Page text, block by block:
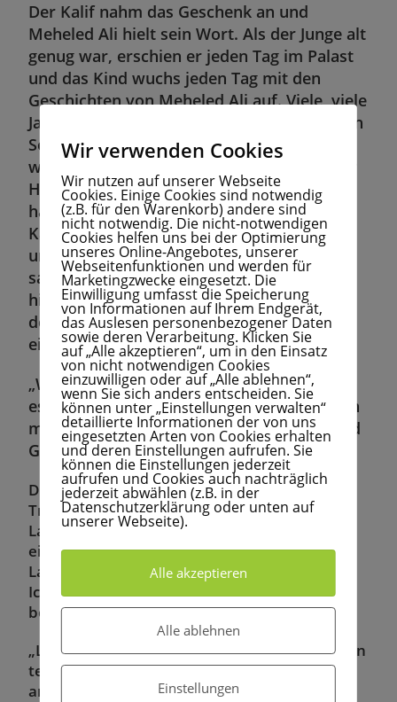
Der Kalif nahm das Geschenk an und
Meheled Ali hielt sein Wort. Als der Junge alt
genug war, erschien er jeden Tag im Palast
und das Kind wuchs jeden Tag mit den
Geschichten von Meheled Ali auf. Viele, viele
Jahre später alterte und starb der Kalif. Sein
Sohn folgte seinem Vater auf den Thron. Er
wurde ein ebenso weiser und mitfühlender
Herrscher, wie Meheled Ali vorausgesagt
hatte. Die Untertanen liebten den neuen
Kalifen, weil sie noch nie ein so gerechten
und warmherzigen Herrscher des Reiches
sahen. Als sich seine Todesstunde näherte,
hinterließ er einen Grabstein im Zentrum
der Stadt, auf dem folgende Worte
eingraviert waren:
„Wenn ich weise und gütig war, schulde ich
es den Märchen. Die Samen, die Weisheit in
mich geworfen haben, sind zu Weisheit und
Güte gewachsen.“
Die Märchen verführen uns in das Land der
Träume.
Lass uns in einem Wunderbare Welt
eintauchen.
Lass uns Spaß haben und viel lachen.
Ich würde mich freuen, wenn ihr mich dabei
begleitet.
„Lass uns Freude, Liebe und Spaß mit anderen
teilen und damit Freude, Liebe und Spaß
anderen schenken!“
Wir verwenden Cookies
Wir nutzen auf unserer Webseite
Cookies. Einige Cookies sind notwendig
(z.B. für den Warenkorb) andere sind
nicht notwendig. Die nicht-notwendigen
Cookies helfen uns bei der Optimierung
unseres Online-Angebotes, unserer
Webseitenfunktionen und werden für
Marketingzwecke eingesetzt. Die
Einwilligung umfasst die Speicherung
von Informationen auf Ihrem Endgerät,
das Auslesen personenbezogener Daten
sowie deren Verarbeitung. Klicken Sie
auf „Alle akzeptieren“, um in den Einsatz
von nicht notwendigen Cookies
einzuwilligen oder auf „Alle ablehnen“,
wenn Sie sich anders entscheiden. Sie
können unter „Einstellungen verwalten“
detaillierte Informationen der von uns
eingesetzten Arten von Cookies erhalten
und deren Einstellungen aufrufen. Sie
können die Einstellungen jederzeit
aufrufen und Cookies auch nachträglich
jederzeit abwählen (z.B. in der
Datenschutzerklärung oder unten auf
unserer Webseite).
Alle akzeptieren
Alle ablehnen
Einstellungen